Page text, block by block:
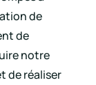
de
de
notre
de réaliser